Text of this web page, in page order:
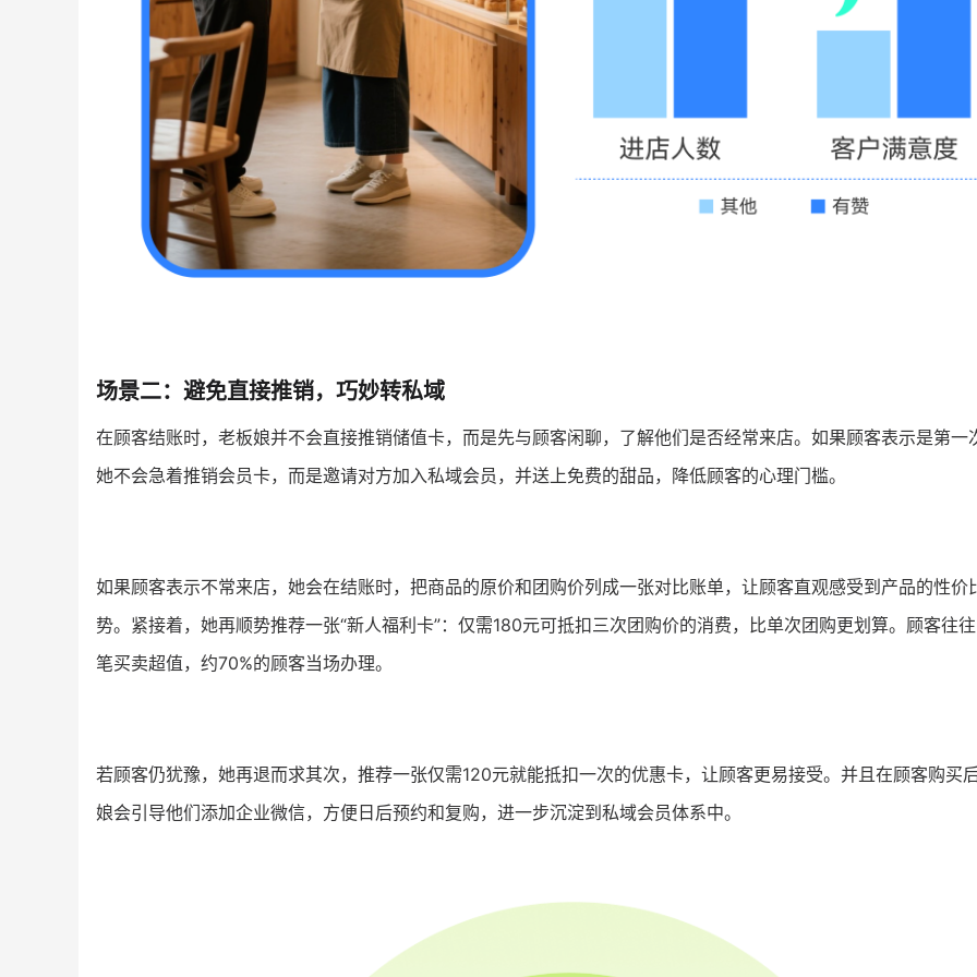
场景二：避免直接推销，巧妙转私域
在顾客结账时，老板娘并不会直接推销储值卡，而是先与顾客闲聊，了解他们是否经常来店。如果顾客表示是第一
她不会急着推销会员卡，而是邀请对方加入私域会员，并送上免费的甜品，降低顾客的心理门槛。
如果顾客表示不常来店，她会在结账时，把商品的原价和团购价列成一张对比账单，让顾客直观感受到产品的性价
势。紧接着，她再顺势推荐一张“新人福利卡”：仅需180元可抵扣三次团购价的消费，比单次团购更划算。顾客往
笔买卖超值，约70%的顾客当场办理。
若顾客仍犹豫，她再退而求其次，推荐一张仅需120元就能抵扣一次的优惠卡，让顾客更易接受。并且在顾客购买
娘会引导他们添加企业微信，方便日后预约和复购，进一步沉淀到私域会员体系中。